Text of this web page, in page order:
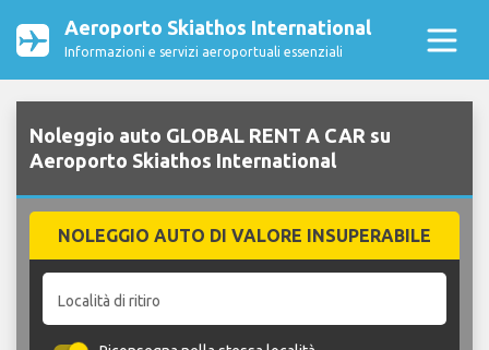
Aeroporto Skiathos International
Informazioni e servizi aeroportuali essenziali
Noleggio auto GLOBAL RENT A CAR su
Aeroporto Skiathos International
NOLEGGIO AUTO DI VALORE INSUPERABILE
Località di ritiro